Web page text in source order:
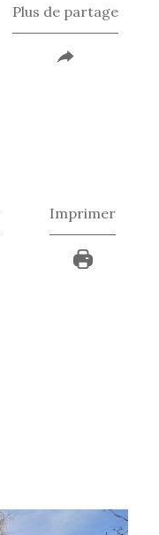
Plus de partage
Imprimer